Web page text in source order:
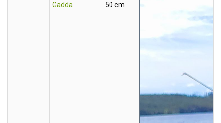
Gädda
50 cm